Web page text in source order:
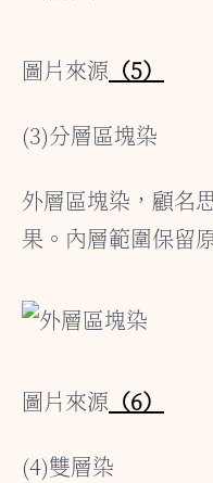
圖片來源 （5）
(3)分層區塊染
外層區塊染，顧名
果。內層範圍保留
圖片來源 （6）
(4)雙層染